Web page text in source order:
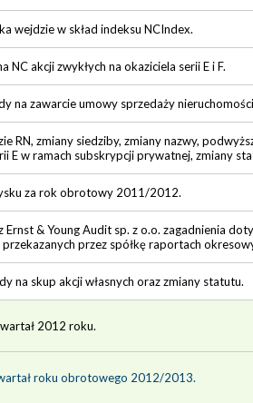
wejdzie w skład indeksu NCIndex.
NC akcji zwykłych na okaziciela serii E i F.
na zawarcie umowy sprzedaży
RN, zmiany siedziby, zmiany nazwy,
E w ramach subskrypcji prywatnej, zmiany
za rok obrotowy 2011/2012.
Ernst & Young Audit sp. z o.o. zagadnienia
przez spółkę raportach
na skup akcji własnych oraz zmiany statutu.
2012 roku.
roku obrotowego 2012/2013.